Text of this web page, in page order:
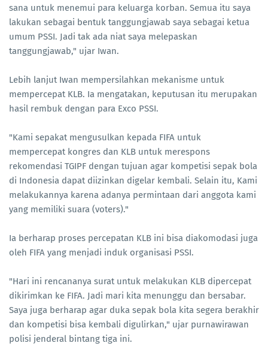
sana untuk menemui para keluarga korban. Semua itu saya
lakukan sebagai bentuk tanggungjawab saya sebagai ketua
umum PSSI. Jadi tak ada niat saya melepaskan
tanggungjawab," ujar Iwan.
Lebih lanjut Iwan mempersilahkan mekanisme untuk
mempercepat KLB. Ia mengatakan, keputusan itu merupakan
hasil rembuk dengan para Exco PSSI.
"Kami sepakat mengusulkan kepada FIFA untuk
mempercepat kongres dan KLB untuk merespons
rekomendasi TGIPF dengan tujuan agar kompetisi sepak bola
di Indonesia dapat diizinkan digelar kembali. Selain itu, Kami
melakukannya karena adanya permintaan dari anggota kami
yang memiliki suara (voters)."
Ia berharap proses percepatan KLB ini bisa diakomodasi juga
oleh FIFA yang menjadi induk organisasi PSSI.
"Hari ini rencananya surat untuk melakukan KLB dipercepat
dikirimkan ke FIFA. Jadi mari kita menunggu dan bersabar.
Saya juga berharap agar duka sepak bola kita segera berakhir
dan kompetisi bisa kembali digulirkan," ujar purnawirawan
polisi jenderal bintang tiga ini.